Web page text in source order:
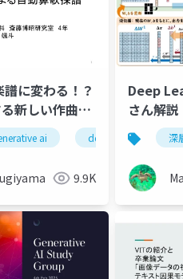
に変わる！？
新しい作曲研
ai deep learning
9.9K
Deep
さん解
習する仕
深